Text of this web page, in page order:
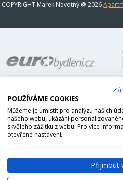
COPYRIGHT Marek Novotný @ 2026
POUŽÍVÁME COOKIES
Můžeme je umístit pro analýzu našich
našeho webu, ukázání
skvělého zážitku z webu. Pro více
otevřené nastavení.
Přijmout